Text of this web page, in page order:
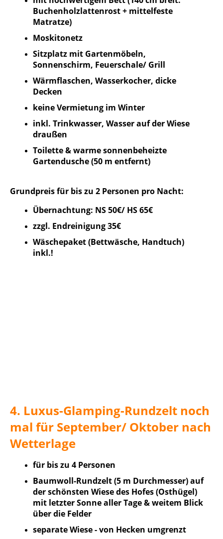
Buchenholzlattenrost + mittelfeste
Matratze)
Moskitonetz
Sitzplatz mit Gartenmöbeln,
Sonnenschirm, Feuerschale/ Grill
Wärmflaschen, Wasserkocher, dicke
Decken
keine Vermietung im Winter
inkl. Trinkwasser, Wasser auf der Wiese
draußen
Toilette & warme sonnenbeheizte
Gartendusche (50 m entfernt)
Grundpreis für bis zu 2 Personen pro Nacht:
Übernachtung: NS 50€/ HS 65€
zzgl. Endreinigung 35€
Wäschepaket (Bettwäsche, Handtuch)
inkl.!
4. Luxus-Glamping-Rundzelt noch
mal für September/ Oktober nach
Wetterlage
für bis zu 4 Personen
Baumwoll-Rundzelt (5 m Durchmesser) auf
der schönsten Wiese des Hofes (Osthügel)
mit letzter Sonne aller Tage & weitem Blick
über die Felder
separate Wiese - von Hecken umgrenzt